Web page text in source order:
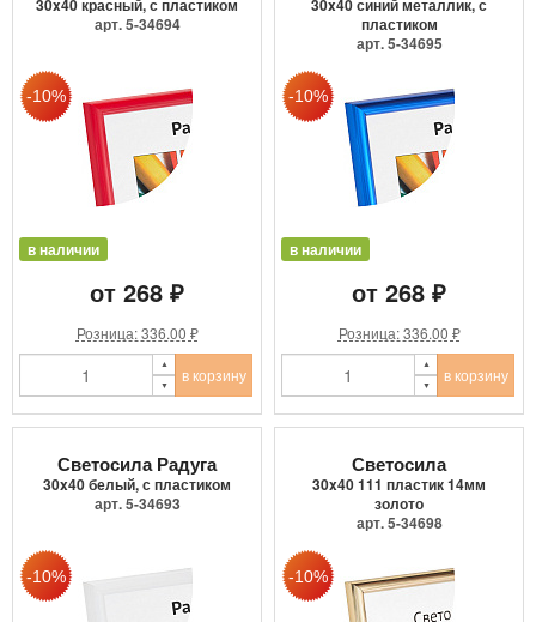
30x40 красный, с пластиком
арт. 5-34694
в наличии
от 268 ₽
Розница: 336.00 ₽
в корзину
30x40 синий металлик, с
пластиком
арт. 5-34695
в наличии
от 268 ₽
Розница: 336.00 ₽
в корзину
Светосила Радуга
30x40 белый, с пластиком
арт. 5-34693
Светосила
30x40 111 пластик 14мм
золото
арт. 5-34698